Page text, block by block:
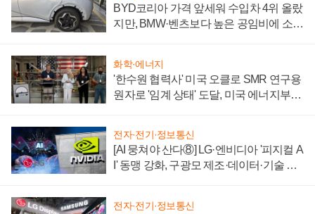
BYD코리아 가격 앞세워 수입차 4위 올랐
지만, BMW·벤츠보다 높은 공임비에 소비
화학·에너지
'한수원 협력사' 미국 오클로 SMR 연구용
원자로 '임계 상태' 도달, 미국 에너지부
전자·전기·정보통신
[AI 뭉쳐야 산다⑧] LG·엔비디아 '피지컬 A
I' 동맹 강화, 구광모 제조·데이터·기술 결
전자·전기·정보통신